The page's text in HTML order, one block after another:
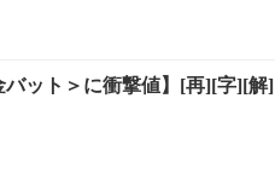
ット＞に衝撃値】[再][字][解]